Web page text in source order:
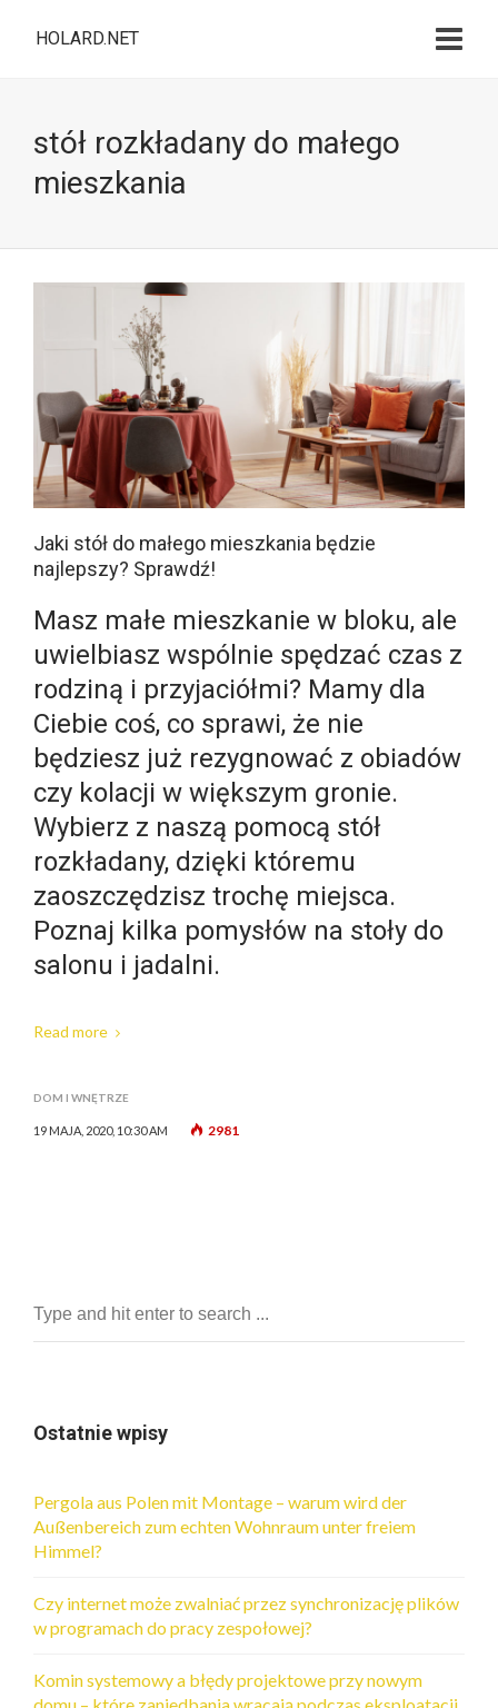
HOLARD.NET
stół rozkładany do małego
mieszkania
Jaki stół do małego mieszkania będzie
najlepszy? Sprawdź!
Masz małe mieszkanie w bloku, ale
uwielbiasz wspólnie spędzać czas z
rodziną i przyjaciółmi? Mamy dla
Ciebie coś, co sprawi, że nie
będziesz już rezygnować z obiadów
czy kolacji w większym gronie.
Wybierz z naszą pomocą stół
rozkładany, dzięki któremu
zaoszczędzisz trochę miejsca.
Poznaj kilka pomysłów na stoły do
salonu i jadalni.
Read more
DOM I WNĘTRZE
19 MAJA, 2020, 10:30 AM 2981
Ostatnie wpisy
Pergola aus Polen mit Montage – warum wird der
Außenbereich zum echten Wohnraum unter freiem
Himmel?
Czy internet może zwalniać przez synchronizację plików
w programach do pracy zespołowej?
Komin systemowy a błędy projektowe przy nowym